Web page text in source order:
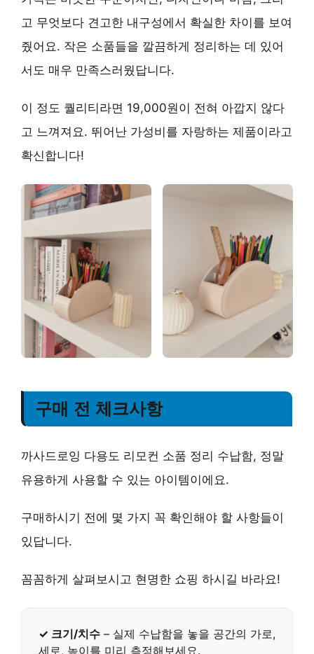
고 무엇보다 견고한 내구성에서 확실한 차이를 보여
줬어요. 작은 소품들을 깔끔하게 정리하는 데 있어
서도 매우 만족스러웠답니다.
이 정도 퀄리티라면 19,000원이 전혀 아깝지 않다
고 느껴져요. 뛰어난 가성비를 자랑하는 제품이라고
확신합니다!
구매 전 체크사항
까사드로잉 다용도 리모컨 소품 정리 수납함, 정말
유용하게 사용할 수 있는 아이템이에요.
구매하시기 전에 몇 가지 꼭 확인해야 할 사항들이
있답니다.
꼼꼼하게 살펴보시고 현명한 쇼핑 하시길 바라요!
✓ 크기/치수 – 실제 수납함을 놓을 공간의 가로,
세로, 높이를 미리 측정해보세요.